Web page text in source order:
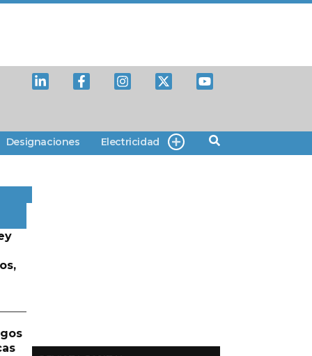
Designaciones Electricidad